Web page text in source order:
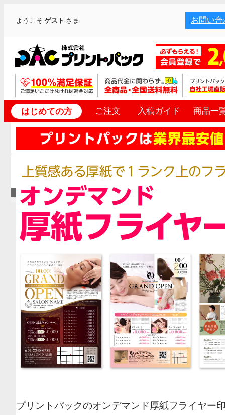
ようこそゲスト さま お問い合
はじめての方 ご注文 入稿ガイド 商品一
プリントパックのオンデマンド厚紙フライヤー